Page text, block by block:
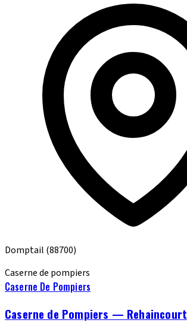
Domptail (88700)
Caserne de pompiers
Caserne De Pompiers
Caserne de Pompiers — Rehaincourt